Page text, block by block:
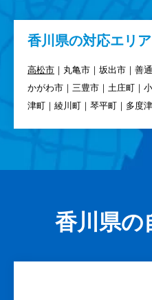
香川県の対応エリア
高松市 ｜丸亀市｜坂出市｜善
かがわ市｜三豊市｜土庄町｜
津町｜綾川町｜琴平町｜多度
香川県の